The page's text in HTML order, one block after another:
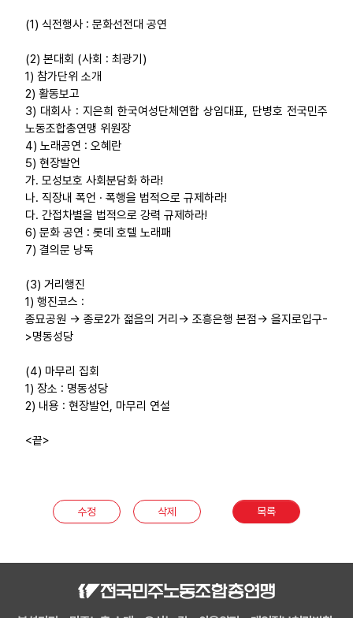
(1) 식전행사 : 문화선전대 공연
(2) 본대회 (사회 : 최광기)
1) 참가단위 소개
2) 활동보고
3) 대회사 : 지은희 한국여성단체연합 상임대표, 단병호 전국민주
노동조합총연맹 위원장
4) 노래공연 : 오혜란
5) 현장발언
가. 모성보호 사회분담화 하라!
나. 직장내 폭언 · 폭행을 법적으로 규제하라!
다. 간접차별을 법적으로 강력 규제하라!
6) 문화 공연 : 롯데 호텔 노래패
7) 결의문 낭독
(3) 거리행진
1) 행진코스 :
종묘공원 -> 종로2가 젊음의 거리-> 조흥은행 본점-> 을지로입구-
>명동성당
(4) 마무리 집회
1) 장소 : 명동성당
2) 내용 : 현장발언, 마무리 연설
<끝>
수정 삭제 목록